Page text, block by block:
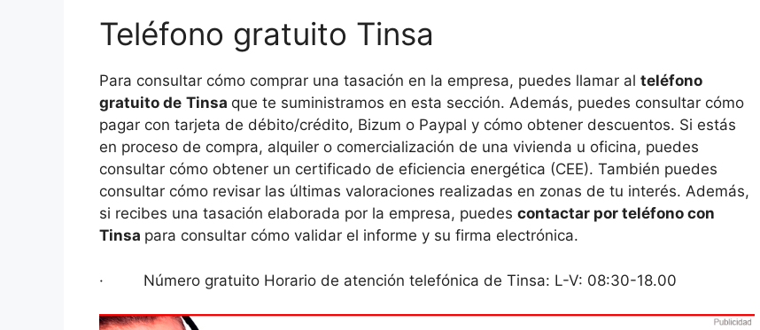
Teléfono gratuito Tinsa
Para consultar cómo comprar una tasación en la empresa, puedes llamar al teléfono
gratuito de Tinsa que te suministramos en esta sección. Además, puedes consultar cómo
pagar con tarjeta de débito/crédito, Bizum o Paypal y cómo obtener descuentos. Si estás
en proceso de compra, alquiler o comercialización de una vivienda u oficina, puedes
consultar cómo obtener un certificado de eficiencia energética (CEE). También puedes
consultar cómo revisar las últimas valoraciones realizadas en zonas de tu interés. Además,
si recibes una tasación elaborada por la empresa, puedes contactar por teléfono con
Tinsa para consultar cómo validar el informe y su firma electrónica.
· Número gratuito Horario de atención telefónica de Tinsa: L-V: 08:30-18.00